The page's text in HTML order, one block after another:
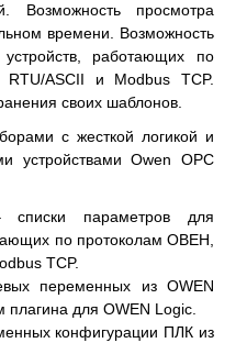
Возможность просмотра
времени. Возможность
работающих по
ASCII и Modbus TCP.
своих шаблонов.
с жесткой логикой и
устройствами Owen OPC
параметров для
по протоколам ОВЕН,
TCP.
переменных из OWEN
плагина для OWEN Logic.
конфигурации ПЛК из